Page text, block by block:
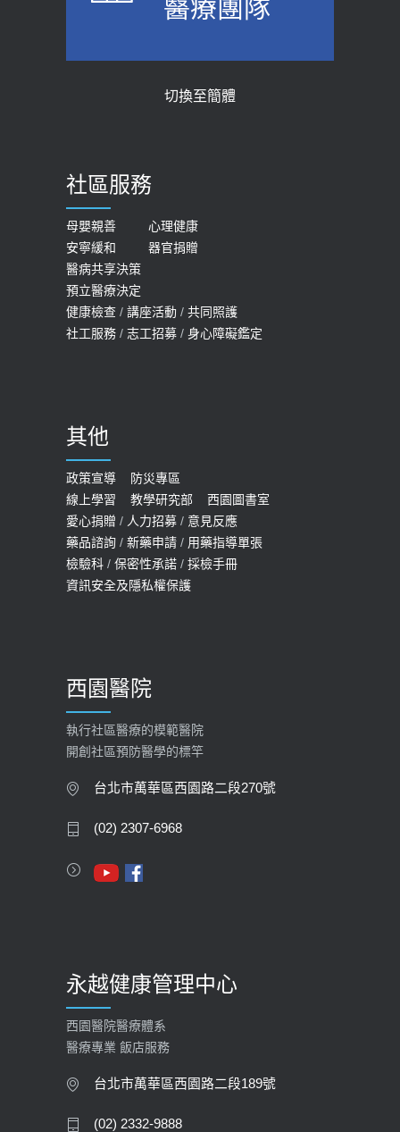
醫示警：1病症嚴重恐喪命
2026-05-21
女性必看國健署公費懶人包！這幾項檢
查完全免費 沒做虧大了
2026-05-14
質密度檢查！醫：注意5重點可逆轉
膝蓋退化有9大部位 骨科醫坦言：不
一定得換人工關節
2019-10-08
20歲迪士尼男星因癲癇猝逝 老人小
孩最好發、醫師點出8大前兆
2019-07-09
預約
2022-01-07
114年【公費流感及新冠疫苗】門診
預約
2025-09-30
【快速肝癌篩檢MRI】新檢查服務
2026-02-06
大吃大喝、肥胖害到膽囊！膽結石、
膽息肉如何處理？
2023-09-27
醫療團隊
切換至簡體
社區服務
母嬰親善
心理健康
安寧緩和
器官捐贈
醫病共享決策
預立醫療決定
健康檢查 / 講座活動 / 共同照護
社工服務 / 志工招募 / 身心障礙鑑定
其他
政策宣導
防災專區
線上學習
教學研究部
西園圖書室
愛心捐贈 / 人力招募 / 意見反應
藥品諮詢 / 新藥申請 / 用藥指導單張
檢驗科 / 保密性承諾 / 採檢手冊
資訊安全及隱私權保護
西園醫院
執行社區醫療的模範醫院
開創社區預防醫學的標竿
台北市萬華區西園路二段270號
(02) 2307-6968
永越健康管理中心
西園醫院醫療體系
醫療專業 飯店服務
台北市萬華區西園路二段189號
(02) 2332-9888